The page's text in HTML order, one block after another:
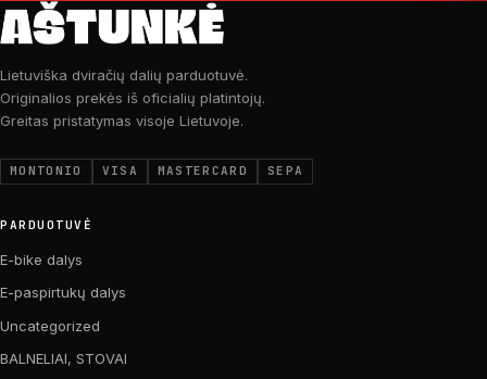
Lietuviška dviračių dalių parduotuvė.
Originalios prekės iš oficialių platintojų.
Greitas pristatymas visoje Lietuvoje.
MONTONIO VISA MASTERCARD SEPA
PARDUOTUVĖ
E-bike dalys
E-paspirtukų dalys
Uncategorized
BALNELIAI, STOVAI